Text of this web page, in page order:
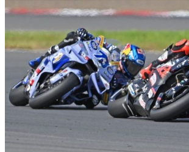
Teknologi
Otomotif
Lainnya
Lifestyle